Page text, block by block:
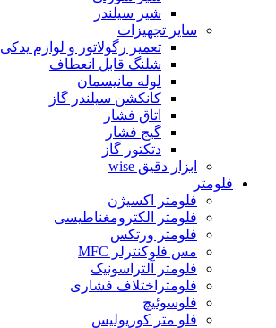
شیر سیلندر
سایر تجهیزات
تعمیر رگولاتور و لوازم یدکی
شلنگ قابل انعطاف
لوله مانیسمان
کانکشن سیلندر گاز
اتاق فشار
گیج فشار
دتکتور گاز
ابزار دقیق wise
فلومتر
فلومتر اکسیژن
فلومتر الکترومغناطیسی
فلومتر ورتکس
مس فلوکنترلر MFC
فلومتر آلتراسونیک
فلومتراختلاف فشاری
فلوسوئیچ
فلو متر کوریولیس